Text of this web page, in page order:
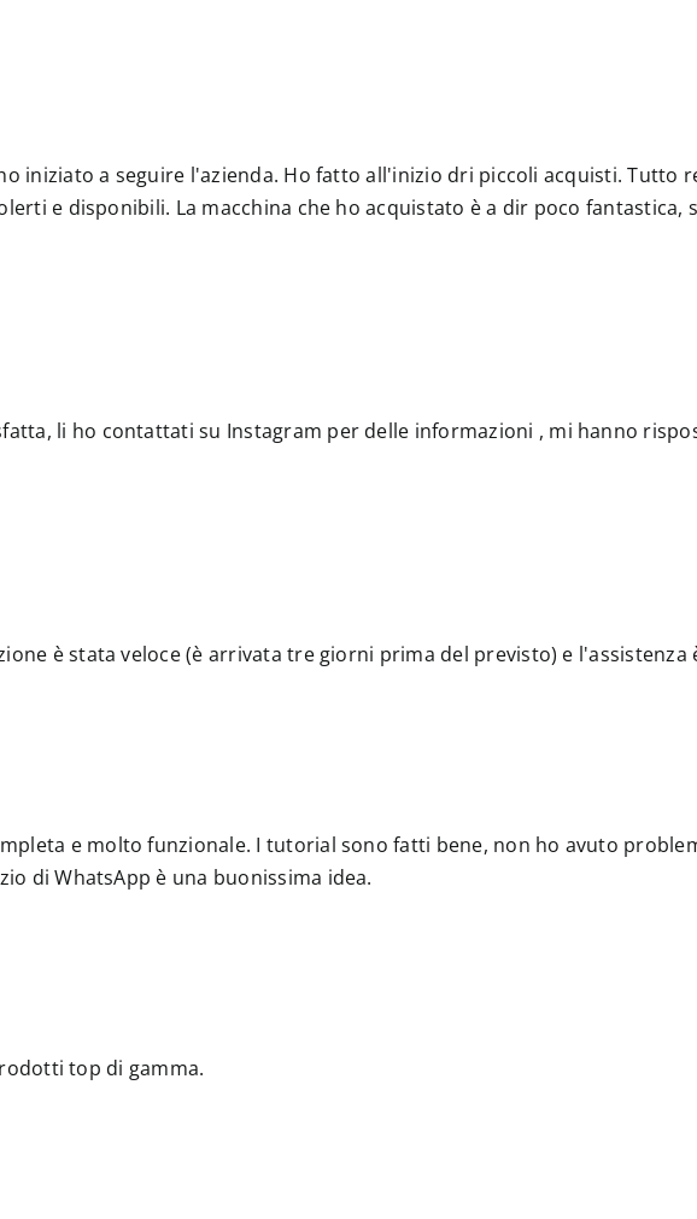
iniziato a seguire l'azienda. Ho fatto all'inizio dri piccoli acquisti. Tutto
e disponibili. La macchina che ho acquistato è a dir poco
li ho contattati su Instagram per delle informazioni , mi hanno
è stata veloce (è arrivata tre giorni prima del previsto) e
e molto funzionale. I tutorial sono fatti bene, non ho avuto
di WhatsApp è una buonissima idea.
top di gamma.